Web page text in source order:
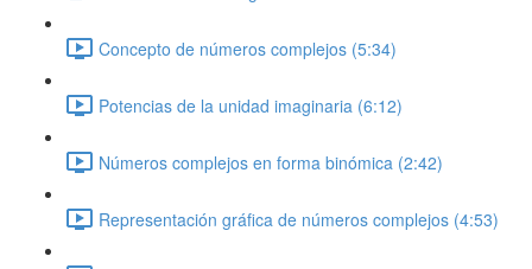
Concepto de números complejos (5:34)
Potencias de la unidad imaginaria (6:12)
Números complejos en forma binómica (2:42)
Representación gráfica de números complejos (4:53)